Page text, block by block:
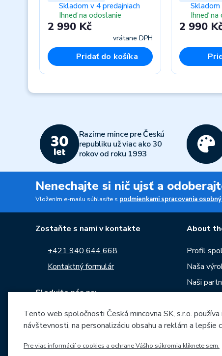
Skladom v 4 predajniach
Ihneď na odoslanie
2 990 Kč
vrátane DPH
Pridať do košíka
Skladom
Ihneď na
2 990
Razíme mince pre Českú
republiku už viac ako 30
rokov od roku 1993
Nenechajte si nič ujsť a
Vložením e-mailu súhlasíte s podmienkami spracovania
Zostaňte s nami v kontakte
+421 940 644 668
Kontaktný formulár
Sledujte nás na:
About
Profil
Naša
Naši
Správy
Na
Tento web spoločnosti Česká mincovna SK, s.r.o.
návštevnosti, na personalizáciu obsahu a reklám a
Pre viac informácií o cookies a ochrane Vášho súkromia kliknete sem.